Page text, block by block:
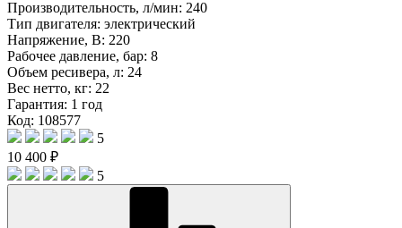
Производительность, л/мин: 240
Тип двигателя: электрический
Напряжение, В: 220
Рабочее давление, бар: 8
Объем ресивера, л: 24
Вес нетто, кг: 22
Гарантия: 1 год
Код: 108577
5
10 400 ₽
5